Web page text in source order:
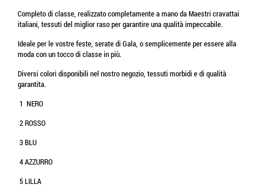
Completo di classe, realizzato completamente a mano da Maestri cravattai
italiani, tessuti del miglior raso per garantire una qualità impeccabile.
Ideale per le vostre feste, serate di Gala, o semplicemente per essere alla
moda con un tocco di classe in più.
Diversi colori disponibili nel nostro negozio, tessuti morbidi e di qualità
garantita.
1 NERO
2 ROSSO
3 BLU
4 AZZURRO
5 LILLA